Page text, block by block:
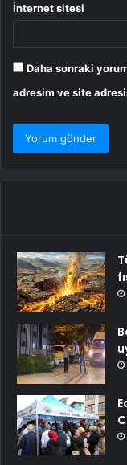
İnternet sitesi
Daha sonraki
adresim ve site